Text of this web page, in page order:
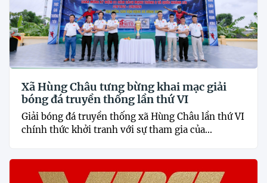
Xã Hùng Châu tưng bừng khai mạc giải
bóng đá truyền thống lần thứ VI
Giải bóng đá truyền thống xã Hùng Châu lần thứ VI
chính thức khởi tranh với sự tham gia của...